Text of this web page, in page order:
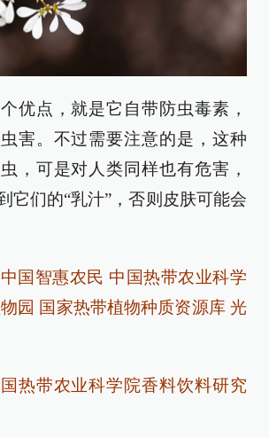
优点，就是它自带防虫毒素，
害。不过需要注意的是，这种
，可是对人类同样也有危害，
它们的“乳汁”，否则皮肤可能会
国智惠农民 中国热带农业科学
园 国家热带植物种质资源库 光
热带农业科学院香料饮料研究